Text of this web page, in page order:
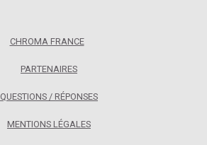
CHROMA FRANCE
PARTENAIRES
QUESTIONS / RÉPONSES
MENTIONS LÉGALES